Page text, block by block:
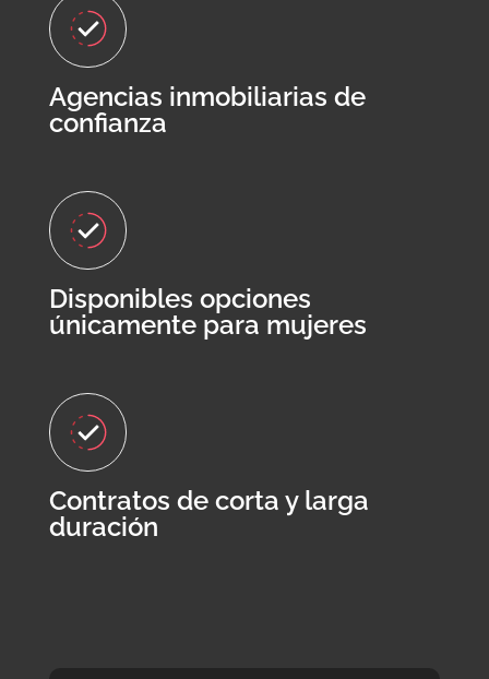
Agencias inmobiliarias de
confianza
Disponibles opciones
únicamente para mujeres
Contratos de corta y larga
duración